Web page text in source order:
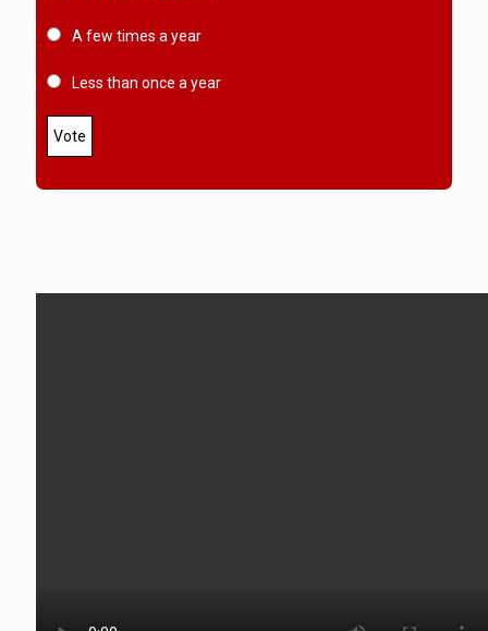
A few times a year
Less than once a year
Vote